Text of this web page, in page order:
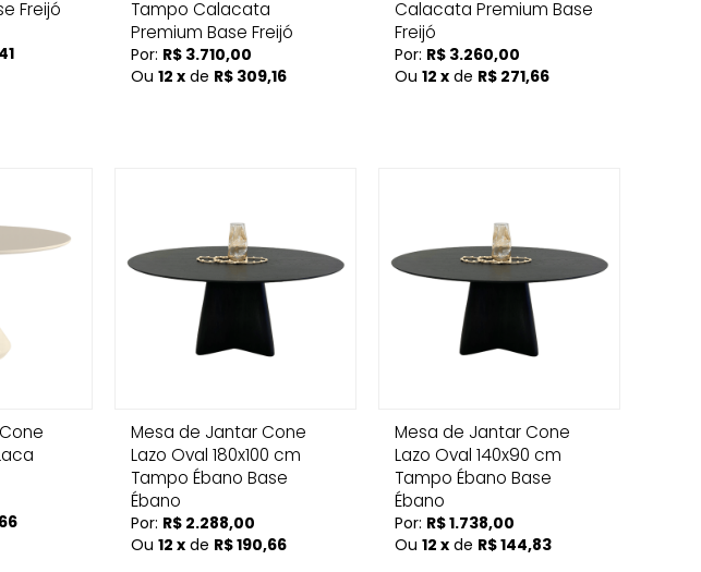
Freijó
Tampo Calacata
Premium Base Freijó
Por: R$ 3.710,00
Ou 12 x de R$ 309,16
Calacata Premium Base
Freijó
Por: R$ 3.260,00
Ou 12 x de R$ 271,66
Mesa de Jantar Cone
Lazo Oval 180x100 cm
Tampo Ébano Base
Ébano
Por: R$ 2.288,00
Ou 12 x de R$ 190,66
Mesa de Jantar Cone
Lazo Oval 140x90 cm
Tampo Ébano Base
Ébano
Por: R$ 1.738,00
Ou 12 x de R$ 144,83